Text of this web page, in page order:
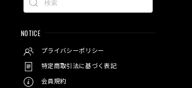
NOTICE
プライバシーポリシー
特定商取引法に基づく表記
会員規約